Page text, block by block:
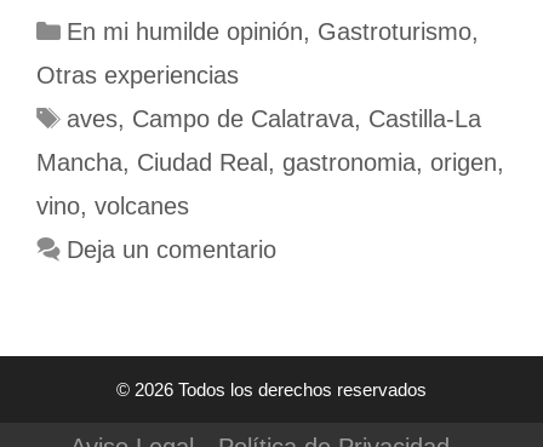
entre
y
maares
Categorías
En mi humilde opinión, Gastroturismo,
Otras experiencias
Etiquetas
aves, Campo de Calatrava, Castilla-La
Mancha, Ciudad Real , gastronomia, origen,
vino, volcanes
Deja un comentario
© 2026 Todos los derechos reservados